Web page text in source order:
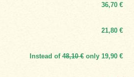
36,70 €
21,80 €
Instead of48,10 €only 19,90 €